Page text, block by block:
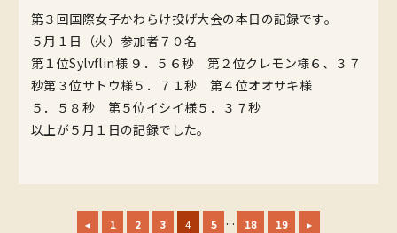
第３回国際女子かわらけ投げ大会の本日の記録です。
５月１日（火）参加者７０名
第１位Sylvflin様 ９．５６秒 第２位クレモン様６、３７
秒第３位サトウ様５．７１秒 第４位オオサキ様
５．５８秒 第５位イシイ様５．３７秒
以上が５月１日の記録でした。
◂ 1 2 3 4 5 ... 18 19 ▸